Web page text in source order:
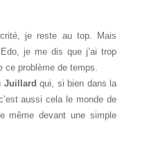
je reste au top. Mais
je me dis que j’ai trop
ce problème de temps.
Juillard qui, si bien dans la
aussi cela le monde de
même devant une simple